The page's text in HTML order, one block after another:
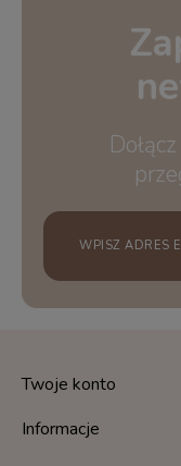
Twoje konto
Informacje